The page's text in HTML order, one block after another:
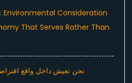
Environmental Consideration
That Serves Rather Than
نحن نعيش داخل واقع